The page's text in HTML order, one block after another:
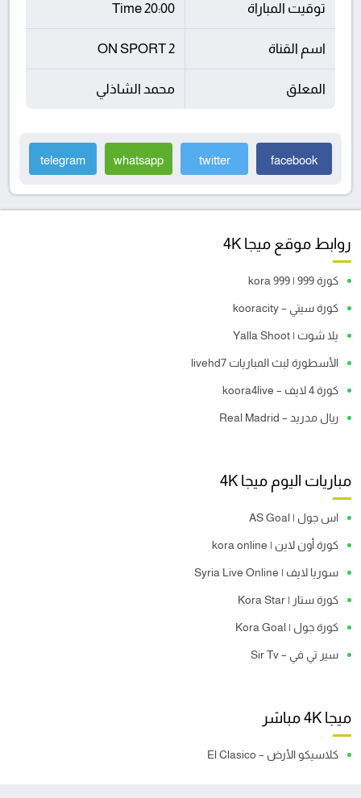
توقيت المباراة 20:00 Time
اسم القناة ON SPORT 2
المعلق محمد الشاذلي
facebook
twitter
whatsapp
telegram
روابط موقع ميجا 4K
كورة 999 | kora 999
كورة سيتي – kooracity
يلا شوت | Yalla Shoot
الأسطورة لبث المباريات livehd7
كورة 4 لايف – koora4live
ريال مدريد – Real Madrid
مباريات اليوم ميجا 4K
اس جول | AS Goal
كورة أون لاين | kora online
سوريا لايف | Syria Live Online
كورة ستار | Kora Star
كورة جول | Kora Goal
سير تي في – Sir Tv
ميجا 4K مباشر
كلاسيكو الأرض – El Clasico